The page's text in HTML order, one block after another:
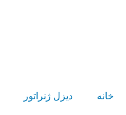
خانه دیزل ژنراتور